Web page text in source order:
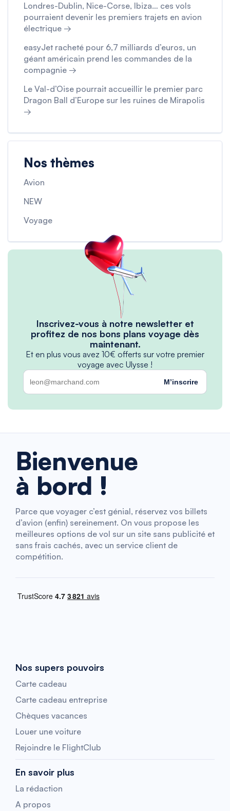
Londres-Dublin, Nice-Corse, Ibiza… ces vols
pourraient devenir les premiers trajets en avion
électrique →
easyJet racheté pour 6,7 milliards d’euros, un
géant américain prend les commandes de la
compagnie →
Le Val-d’Oise pourrait accueillir le premier parc
Dragon Ball d’Europe sur les ruines de Mirapolis
→
Nos thèmes
Avion
NEW
Voyage
Inscrivez-vous à notre newsletter et
profitez de nos bons plans voyage dès
maintenant.
Et en plus vous avez 10€ offerts sur votre premier
voyage avec Ulysse !
M’inscrire
Bienvenue
à bord !
Parce que voyager c’est génial, réservez vos billets
d’avion (enfin) sereinement. On vous propose les
meilleures options de vol sur un site sans publicité et
sans frais cachés, avec un service client de
compétition.
Nos supers pouvoirs
Carte cadeau
Carte cadeau entreprise
Chèques vacances
Louer une voiture
Rejoindre le FlightClub
En savoir plus
La rédaction
A propos